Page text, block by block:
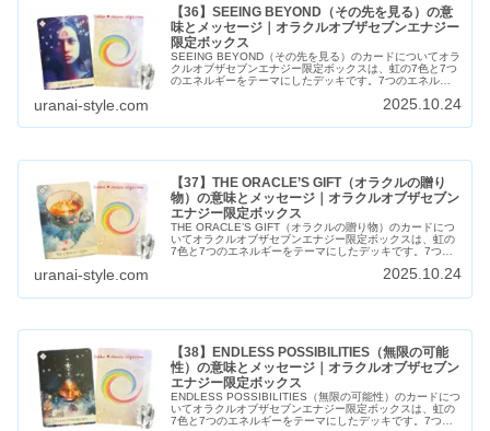
【36】SEEING BEYOND（その先を見る）の意
味とメッセージ｜オラクルオブザセブンエナジー
限定ボックス
SEEING BEYOND（その先を見る）のカードについてオラ
クルオブザセブンエナジー限定ボックスは、虹の7色と7つ
のエネルギーをテーマにしたデッキです。7つのエネルギ
uranai-style.com 2025.10.24
【37】THE ORACLE’S GIFT（オラクルの贈り
物）の意味とメッセージ｜オラクルオブザセブン
エナジー限定ボックス
THE ORACLE’S GIFT（オラクルの贈り物）のカードにつ
いてオラクルオブザセブンエナジー限定ボックスは、虹の
7色と7つのエネルギーをテーマにしたデッキです。7つの
uranai-style.com 2025.10.24
【38】ENDLESS POSSIBILITIES（無限の可能
性）の意味とメッセージ｜オラクルオブザセブン
エナジー限定ボックス
ENDLESS POSSIBILITIES（無限の可能性）のカードにつ
いてオラクルオブザセブンエナジー限定ボックスは、虹の
7色と7つのエネルギーをテーマにしたデッキです。7つの